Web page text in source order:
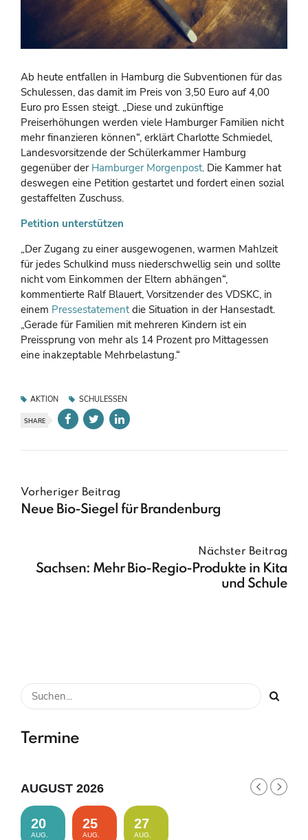
Ab heute entfallen in Hamburg die Subventionen für das
Schulessen, das damit im Preis von 3,50 Euro auf 4,00
Euro pro Essen steigt. „Diese und zukünftige
Preiserhöhungen werden viele Hamburger Familien nicht
mehr finanzieren können“, erklärt Charlotte Schmiedel,
Landesvorsitzende der Schülerkammer Hamburg
gegenüber der Hamburger Morgenpost. Die Kammer hat
deswegen eine Petition gestartet und fordert einen sozial
gestaffelten Zuschuss.
Petition unterstützen
„Der Zugang zu einer ausgewogenen, warmen Mahlzeit
für jedes Schulkind muss niederschwellig sein und sollte
nicht vom Einkommen der Eltern abhängen“,
kommentierte Ralf Blauert, Vorsitzender des VDSKC, in
einem Pressestatementdie Situation in der Hansestadt.
„Gerade für Familien mit mehreren Kindern ist ein
Preissprung von mehr als 14 Prozent pro Mittagessen
eine inakzeptable Mehrbelastung.“
AKTION SCHULESSEN
SHARE
Vorheriger Beitrag
Neue Bio-Siegel für Brandenburg
Nächster Beitrag
Sachsen: Mehr Bio-Regio-Produkte in Kita
und Schule
Termine
AUGUST 2026
20
AUG.
25
AUG.
27
AUG.